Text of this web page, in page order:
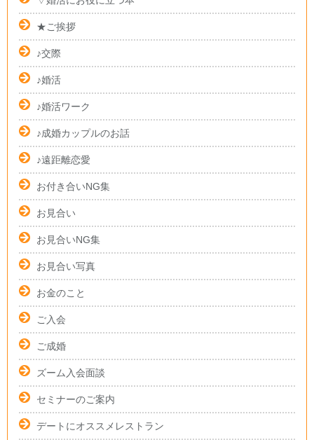
★ご挨拶
♪交際
♪婚活
♪婚活ワーク
♪成婚カップルのお話
♪遠距離恋愛
お付き合いNG集
お見合い
お見合いNG集
お見合い写真
お金のこと
ご入会
ご成婚
ズーム入会面談
セミナーのご案内
デートにオススメレストラン